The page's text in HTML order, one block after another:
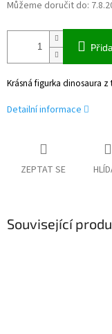
Můžeme doručit do:
Krásná figurka dinosaura z
Detailní informace
ZEPTAT SE
Související